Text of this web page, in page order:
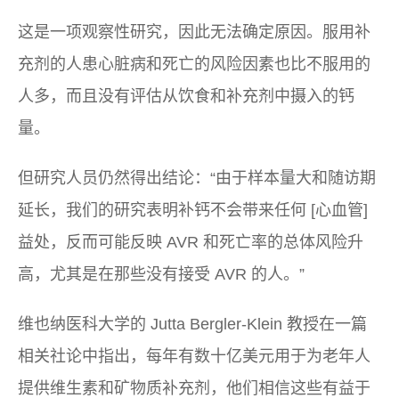
这是一项观察性研究，因此无法确定原因。服用补
充剂的人患心脏病和死亡的风险因素也比不服用的
人多，而且没有评估从饮食和补充剂中摄入的钙
量。
但研究人员仍然得出结论：“由于样本量大和随访期
延长，我们的研究表明补钙不会带来任何 [心血管]
益处，反而可能反映 AVR 和死亡率的总体风险升
高，尤其是在那些没有接受 AVR 的人。”
维也纳医科大学的 Jutta Bergler-Klein 教授在一篇
相关社论中指出，每年有数十亿美元用于为老年人
提供维生素和矿物质补充剂，他们相信这些有益于